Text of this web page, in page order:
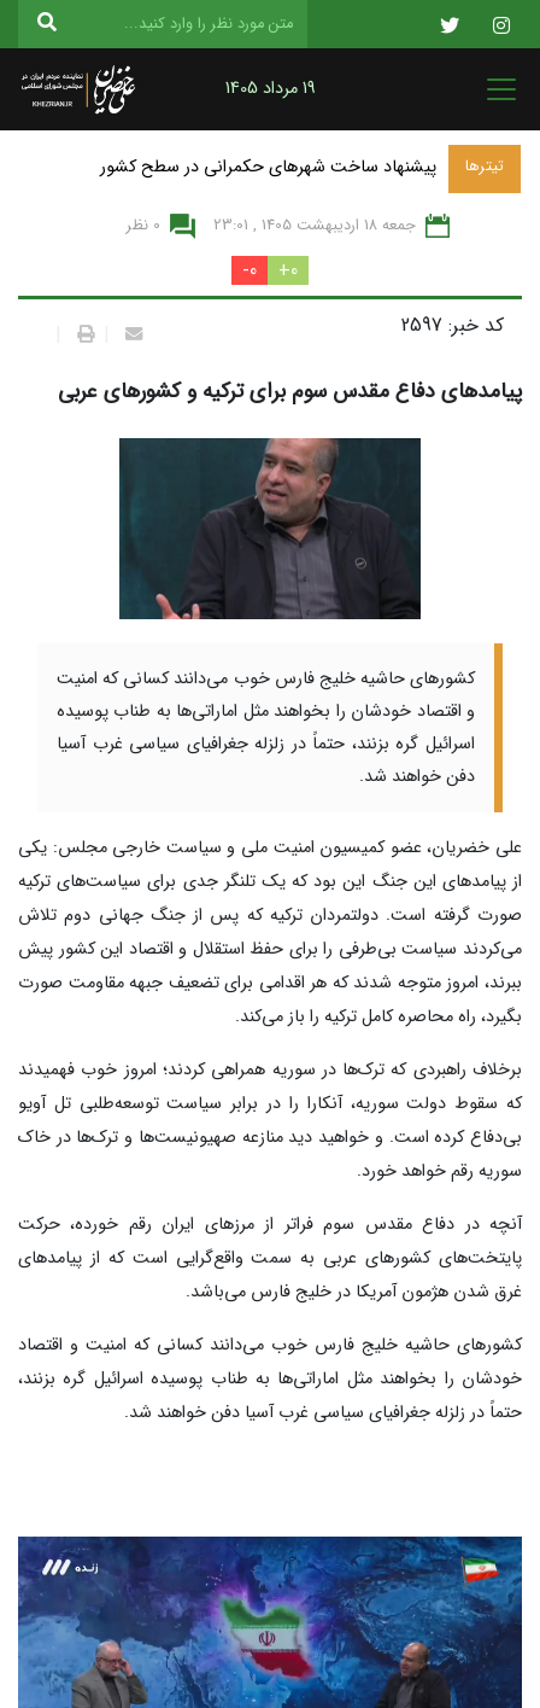
19 مرداد 1405
تیترها پیشنهاد ساخت شهرهای حکمرانی در سطح کشور
جمعه 18 ارديبهشت 1405 , 23:01 0 نظر
0+
0-
کد خبر: 2597
پیامدهای دفاع مقدس سوم برای ترکیه و کشورهای عربی
کشورهای حاشیه خلیج فارس خوب می‌دانند کسانی که امنیت
و اقتصاد خودشان را بخواهند مثل اماراتی‌ها به طناب پوسیده
اسرائیل گره بزنند، حتماً در زلزله جغرافیای سیاسی غرب آسیا
دفن خواهند شد.
علی خضریان، عضو کمیسیون امنیت ملی و سیاست خارجی مجلس: یکی
از پیامدهای این جنگ این بود که یک تلنگر جدی برای سیاست‌های ترکیه
صورت گرفته است. دولتمردان ترکیه که پس از جنگ جهانی دوم تلاش
می‌کردند سیاست بی‌طرفی را برای حفظ استقلال و اقتصاد این کشور پیش
ببرند، امروز متوجه شدند که هر اقدامی برای تضعیف جبهه مقاومت صورت
بگیرد، راه محاصره کامل ترکیه را باز می‌کند.
برخلاف راهبردی که ترک‌ها در سوریه همراهی کردند؛ امروز خوب فهمیدند
که سقوط دولت سوریه، آنکارا را در برابر سیاست توسعه‌طلبی تل آویو
بی‌دفاع کرده است. و خواهید دید منازعه صهیونیست‌ها و ترک‌ها در خاک
سوریه رقم خواهد خورد.
آنچه در دفاع مقدس سوم فراتر از مرزهای ایران رقم خورده، حرکت
پایتخت‌های کشورهای عربی به سمت واقع‌گرایی است که از پیامدهای
غرق شدن هژمون آمریکا در خلیج فارس می‌باشد.
کشورهای حاشیه خلیج فارس خوب می‌دانند کسانی که امنیت و اقتصاد
خودشان را بخواهند مثل اماراتی‌ها به طناب پوسیده اسرائیل گره بزنند،
حتماً در زلزله جغرافیای سیاسی غرب آسیا دفن خواهند شد.